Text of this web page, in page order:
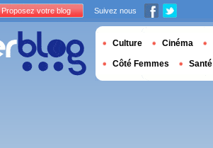
Proposez votre blog Suivez nous
Culture Cinéma
Côté Femmes Santé